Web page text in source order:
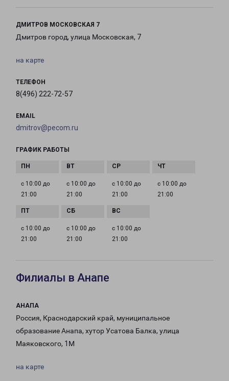
ДМИТРОВ МОСКОВСКАЯ 7
Дмитров город, улица Московская, 7
на карте
ТЕЛЕФОН
8(496) 222-72-57
EMAIL
dmitrov@pecom.ru
ГРАФИК РАБОТЫ
с 10:00 до
21:00
с 10:00 до
21:00
с 10:00 до
21:00
с 10:00 до
21:00
с 10:00 до
21:00
с 10:00 до
21:00
с 10:00 до
21:00
Филиалы в Анапе
АНАПА
Россия, Краснодарский край, муниципальное
образование Анапа, хутор Усатова Балка, улица
Маяковского, 1М
на карте